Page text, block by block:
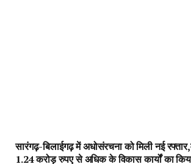
सारंगढ़-बिलाईगढ़ में अधोसंरचना को मिली नई
1.24 करोड़ रुपए से अधिक के विकास कार्यों का